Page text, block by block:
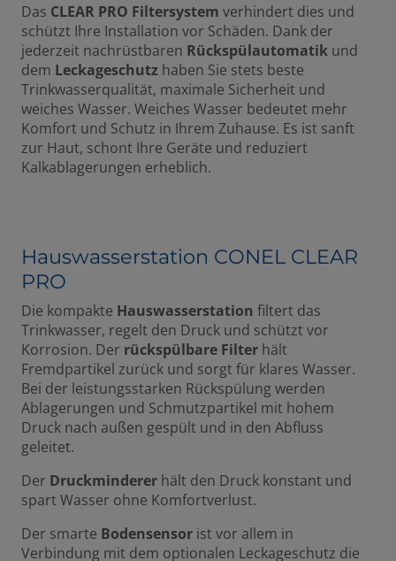
Das CLEAR PRO Filtersystem verhindert dies und
schützt Ihre Installation vor Schäden. Dank der
jederzeit nachrüstbaren Rückspülautomatik und
dem Leckageschutz haben Sie stets beste
Trinkwasserqualität, maximale Sicherheit und
weiches Wasser. Weiches Wasser bedeutet mehr
Komfort und Schutz in Ihrem Zuhause. Es ist sanft
zur Haut, schont Ihre Geräte und reduziert
Kalkablagerungen erheblich.
Hauswasserstation CONEL CLEAR
PRO
Die kompakte Hauswasserstation filtert das
Trinkwasser, regelt den Druck und schützt vor
Korrosion. Der rückspülbare Filter hält
Fremdpartikel zurück und sorgt für klares Wasser.
Bei der leistungsstarken Rückspülung werden
Ablagerungen und Schmutzpartikel mit hohem
Druck nach außen gespült und in den Abfluss
geleitet.
Der Druckminderer hält den Druck konstant und
spart Wasser ohne Komfortverlust.
Der smarte Bodensensor ist vor allem in
Verbindung mit dem optionalen Leckageschutz die